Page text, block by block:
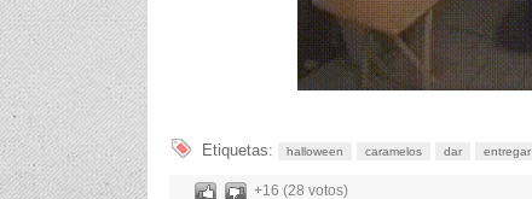
Etiquetas: halloween caramelos dar entregar
+16 (28 votos)